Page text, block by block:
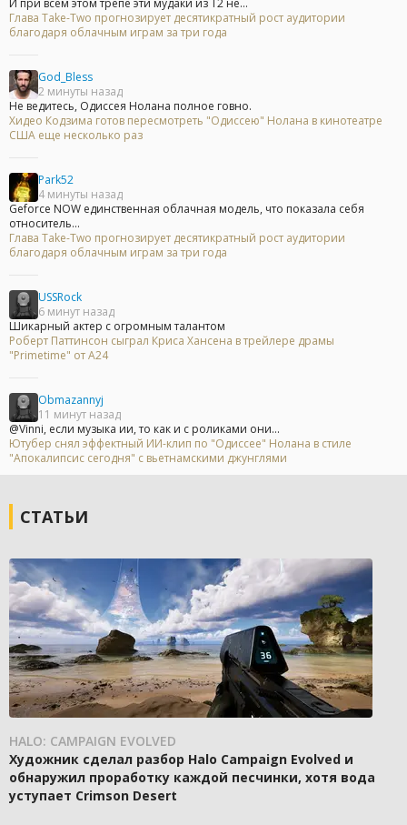
Глава Take-Two прогнозирует десятикратный рост аудитории
благодаря облачным играм за три года
God_Bless
2 минуты назад
Не ведитесь, Одиссея Нолана полное говно.
Хидео Кодзима готов пересмотреть "Одиссею" Нолана в кинотеатре
США еще несколько раз
Park52
4 минуты назад
Geforce NOW единственная облачная модель, что показала себя
относитель...
Глава Take-Two прогнозирует десятикратный рост аудитории
благодаря облачным играм за три года
USSRock
6 минут назад
Шикарный актер с огромным талантом
Роберт Паттинсон сыграл Криса Хансена в трейлере драмы
"Primetime" от A24
Obmazannyj
11 минут назад
@Vinni, если музыка ии, то как и с роликами они...
Ютубер снял эффектный ИИ-клип по "Одиссее" Нолана в стиле
"Апокалипсис сегодня" с вьетнамскими джунглями
СТАТЬИ
HALO: CAMPAIGN EVOLVED
Художник сделал разбор Halo Campaign Evolved и
обнаружил проработку каждой песчинки, хотя вода
уступает Crimson Desert